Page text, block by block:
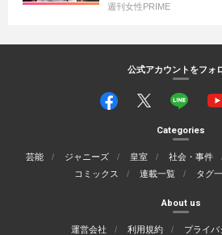
週刊女性PRIME
公式アカウントをフォ
Categories
芸能 ジャニーズ 皇室 社会・事件
コミックス
連載一覧 タグ
About us
運営会社 利用規約
プライバ